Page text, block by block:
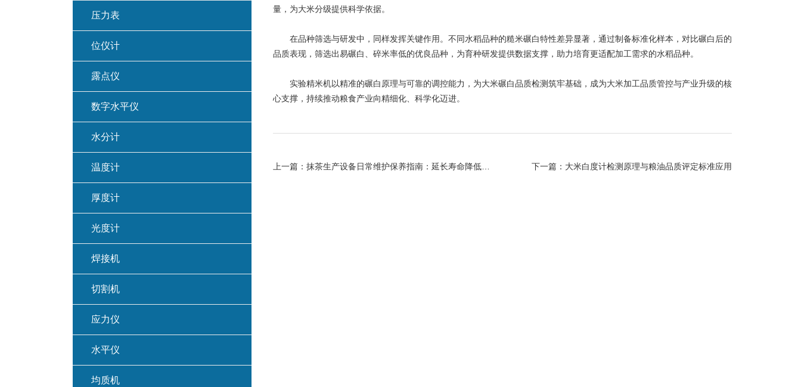
量，为大米分级提供科学依据。
在品种筛选与研发中，同样发挥关键作用。不同水稻品种的糙米碾白特性差异显著，通过制备标准化样本，对比碾白后的
品质表现，筛选出易碾白、碎米率低的优良品种，为育种研发提供数据支撑，助力培育更适配加工需求的水稻品种。
实验精米机以精准的碾白原理与可靠的调控能力，为大米碾白品质检测筑牢基础，成为大米加工品质管控与产业升级的核
心支撑，持续推动粮食产业向精细化、科学化迈进。
下一篇： 大米白度计检测原理与粮油品质评定标准应用
上一篇： 抹茶生产设备日常维护保养指南：延长寿命降低损耗的5个要点
压力表
位仪计
露点仪
数字水平仪
水分计
温度计
厚度计
光度计
焊接机
切割机
应力仪
水平仪
均质机